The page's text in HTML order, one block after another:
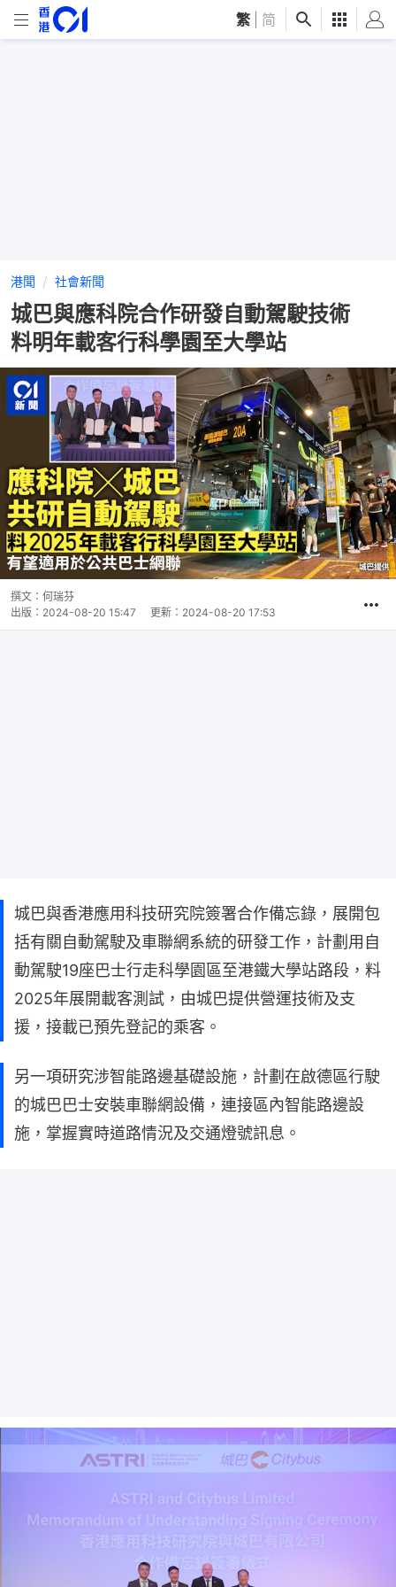
繁 简
港聞 社會新聞
城巴與應科院合作研發自動駕駛技術
料明年載客行科學園至大學站
撰文： 何瑞芬
出版： 2024-08-20 15:47 更新： 2024-08-20 17:53
城巴與香港應用科技研究院簽署合作備忘錄，展開包
括有關自動駕駛及車聯網系統的研發工作，計劃用自
動駕駛19座巴士行走科學園區至港鐵大學站路段，料
2025年展開載客測試，由城巴提供營運技術及支
援，接載已預先登記的乘客。
另一項研究涉智能路邊基礎設施，計劃在啟德區行駛
的城巴巴士安裝車聯網設備，連接區內智能路邊設
施，掌握實時道路情況及交通燈號訊息。